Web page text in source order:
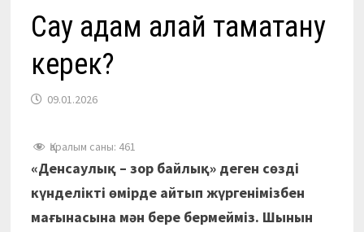
Сау адам қалай тамақтану
керек?
09.01.2026
Қаралым саны: 461
«Денсаулық – зор байлық» деген сөзді
күнделікті өмірде айтып жүргенімізбен
мағынасына мән бере бермейміз. Шынын